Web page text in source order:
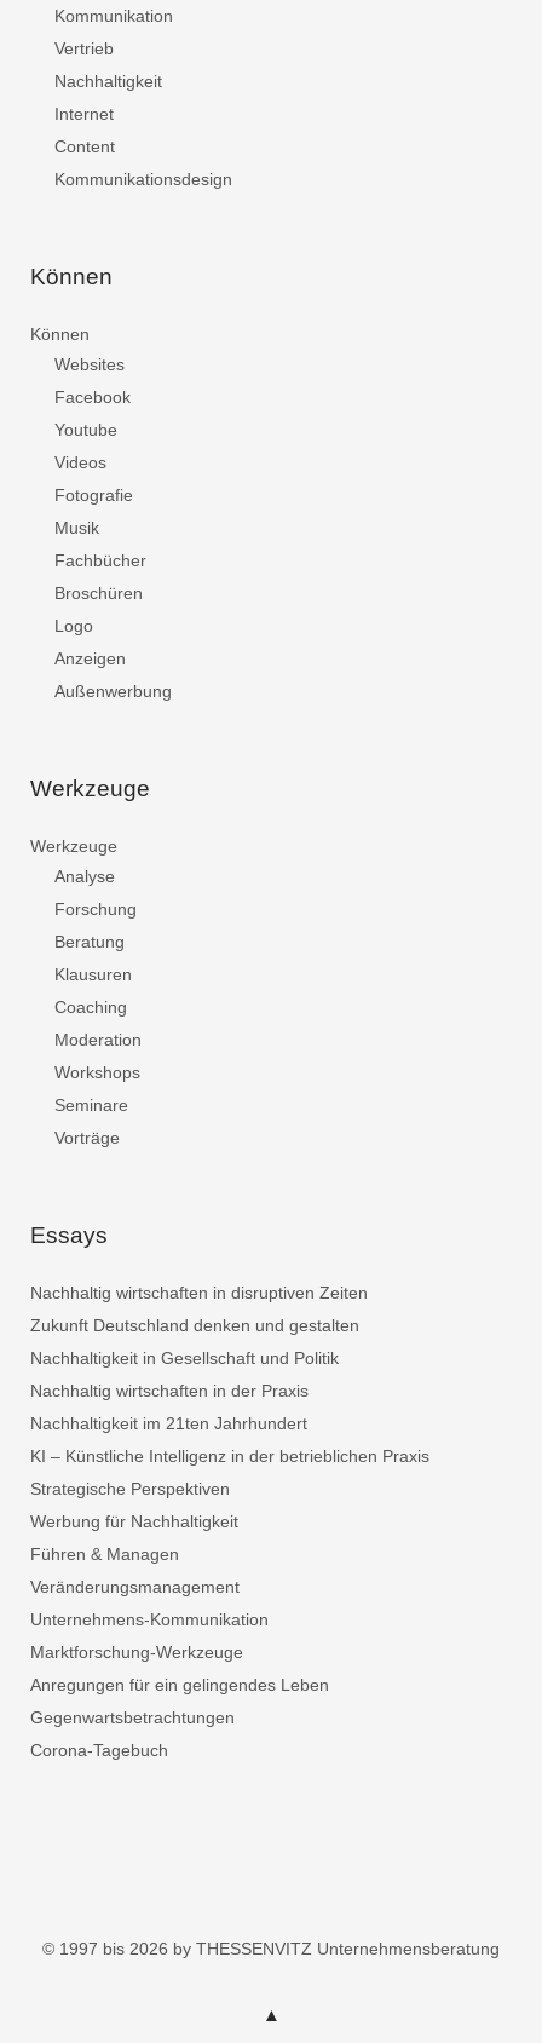
Kommunikation
Vertrieb
Nachhaltigkeit
Internet
Content
Kommunikationsdesign
Können
Können
Websites
Facebook
Youtube
Videos
Fotografie
Musik
Fachbücher
Broschüren
Logo
Anzeigen
Außenwerbung
Werkzeuge
Werkzeuge
Analyse
Forschung
Beratung
Klausuren
Coaching
Moderation
Workshops
Seminare
Vorträge
Essays
Nachhaltig wirtschaften in disruptiven Zeiten
Zukunft Deutschland denken und gestalten
Nachhaltigkeit in Gesellschaft und Politik
Nachhaltig wirtschaften in der Praxis
Nachhaltigkeit im 21ten Jahrhundert
KI – Künstliche Intelligenz in der betrieblichen Praxis
Strategische Perspektiven
Werbung für Nachhaltigkeit
Führen & Managen
Veränderungsmanagement
Unternehmens-Kommunikation
Marktforschung-Werkzeuge
Anregungen für ein gelingendes Leben
Gegenwartsbetrachtungen
Corona-Tagebuch
© 1997 bis 2026 by THESSENVITZ Unternehmensberatung